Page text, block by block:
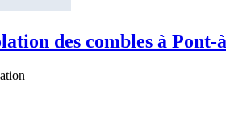
des combles à Pont-